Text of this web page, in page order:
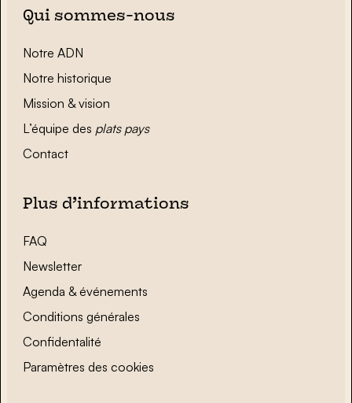
Qui sommes-nous
Notre ADN
Notre historique
Mission & vision
L’équipe des plats pays
Contact
Plus d’informations
FAQ
Newsletter
Agenda & événements
Conditions générales
Confidentalité
Paramètres des cookies